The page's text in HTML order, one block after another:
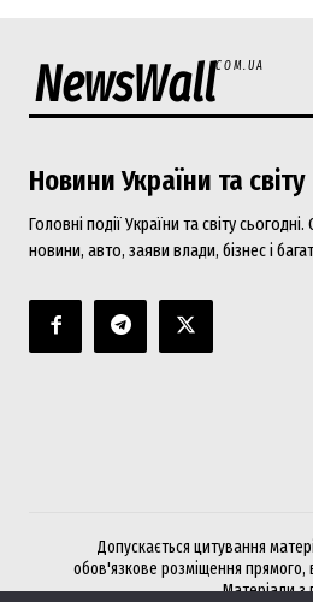
NewsWallCOM.UA
Новини України та світу
Головні події України та світу сьогодні.
новини, авто, заяви влади, бізнес і
Допускається цитування
обов'язкове розміщення прямого,
Матеріали з